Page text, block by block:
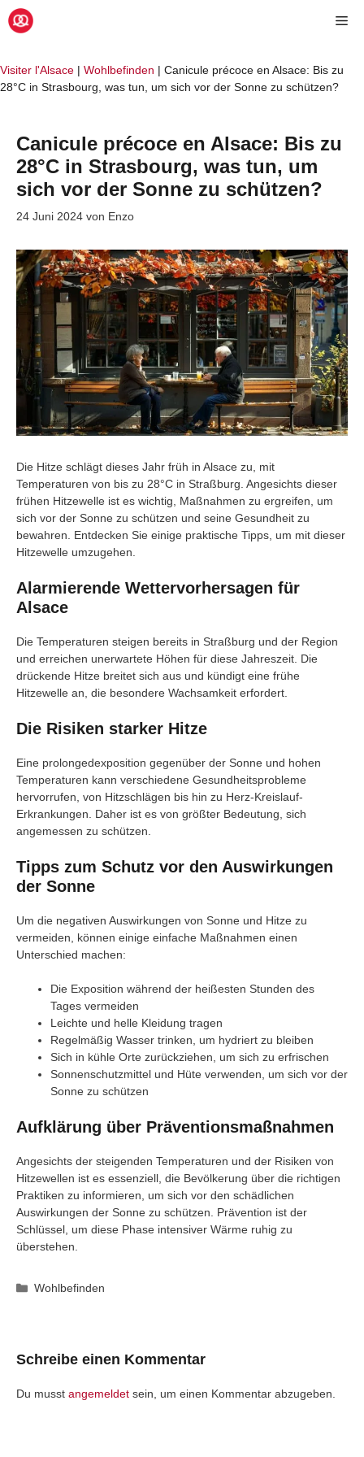
Zum
Inhalt
Visiter l'Alsace | Wohlbefinden | Canicule précoce en Alsace: Bis zu
28°C in Strasbourg, was tun, um sich vor der Sonne zu schützen?
Canicule précoce en Alsace: Bis zu
28°C in Strasbourg, was tun, um
sich vor der Sonne zu schützen?
24 Juni 2024 von Enzo
Die Hitze schlägt dieses Jahr früh in Alsace zu, mit
Temperaturen von bis zu 28°C in Straßburg. Angesichts dieser
frühen Hitzewelle ist es wichtig, Maßnahmen zu ergreifen, um
sich vor der Sonne zu schützen und seine Gesundheit zu
bewahren. Entdecken Sie einige praktische Tipps, um mit dieser
Hitzewelle umzugehen.
Alarmierende Wettervorhersagen für
Alsace
Die Temperaturen steigen bereits in Straßburg und der Region
und erreichen unerwartete Höhen für diese Jahreszeit. Die
drückende Hitze breitet sich aus und kündigt eine frühe
Hitzewelle an, die besondere Wachsamkeit erfordert.
Die Risiken starker Hitze
Eine prolongedexposition gegenüber der Sonne und hohen
Temperaturen kann verschiedene Gesundheitsprobleme
hervorrufen, von Hitzschlägen bis hin zu Herz-Kreislauf-
Erkrankungen. Daher ist es von größter Bedeutung, sich
angemessen zu schützen.
Tipps zum Schutz vor den Auswirkungen
der Sonne
Um die negativen Auswirkungen von Sonne und Hitze zu
vermeiden, können einige einfache Maßnahmen einen
Unterschied machen:
Die Exposition während der heißesten Stunden des
Tages vermeiden
Leichte und helle Kleidung tragen
Regelmäßig Wasser trinken, um hydriert zu bleiben
Sich in kühle Orte zurückziehen, um sich zu erfrischen
Sonnenschutzmittel und Hüte verwenden, um sich vor der
Sonne zu schützen
Aufklärung über Präventionsmaßnahmen
Angesichts der steigenden Temperaturen und der Risiken von
Hitzewellen ist es essenziell, die Bevölkerung über die richtigen
Praktiken zu informieren, um sich vor den schädlichen
Auswirkungen der Sonne zu schützen. Prävention ist der
Schlüssel, um diese Phase intensiver Wärme ruhig zu
überstehen.
Kategorien
Wohlbefinden
Schreibe einen Kommentar
Du musst angemeldet sein, um einen Kommentar abzugeben.